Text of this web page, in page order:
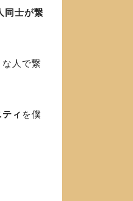
同士が繋
人で繋
ィ を僕